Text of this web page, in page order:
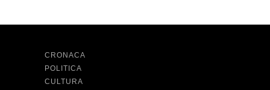
CRONACA
POLITICA
CULTURA